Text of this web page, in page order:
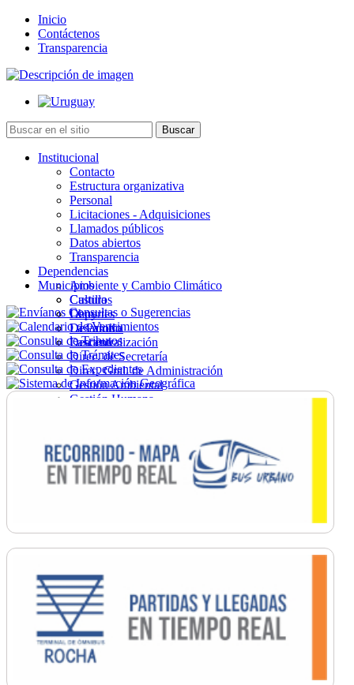
Inicio
Contáctenos
Transparencia
Institucional
Contacto
Estructura organizativa
Personal
Licitaciones - Adquisiciones
Llamados públicos
Datos abiertos
Transparencia
Dependencias
Ambiente y Cambio Climático
Cultura
Deportes
Desarrollo
Descentralización
Direc. de Secretaría
Direc. Gral. de Administración
Gestión Ambiental
Gestión Humana
Ordenamiento
Promoción Social
Salud
Secretaría General
Municipios
Castillos
Chuy
La Paloma
Lascano